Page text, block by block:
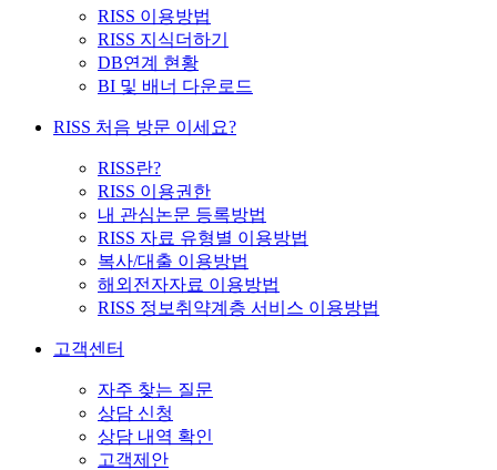
RISS 이용방법
RISS 지식더하기
DB연계 현황
BI 및 배너 다운로드
RISS 처음 방문 이세요?
RISS란?
RISS 이용권한
내 관심논문 등록방법
RISS 자료 유형별 이용방법
복사/대출 이용방법
해외전자자료 이용방법
RISS 정보취약계층 서비스 이용방법
고객센터
자주 찾는 질문
상담 신청
상담 내역 확인
고객제안